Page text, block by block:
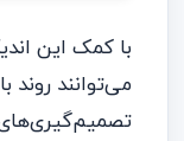
با کمک این
می‌توانند روند
تصمیم‌گیری‌های